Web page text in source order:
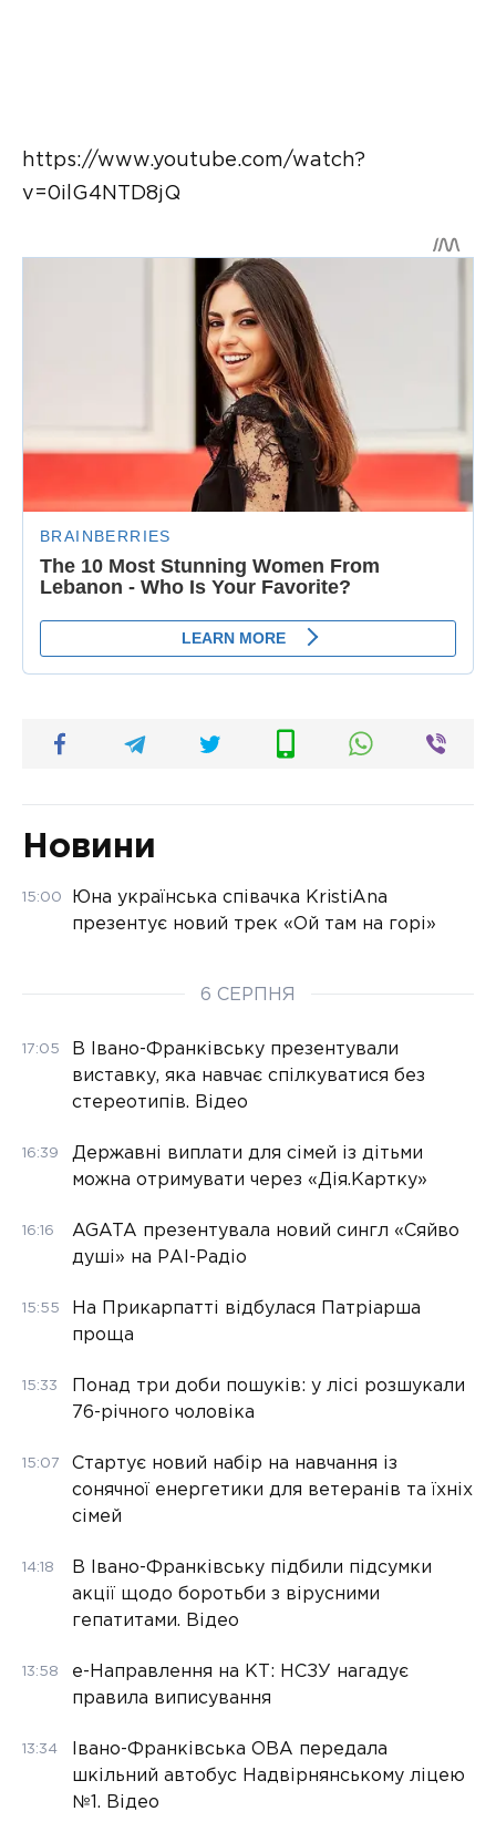
https://www.youtube.com/watch?
v=0ilG4NTD8jQ
Новини
15:00
Юна українська співачка KristiAna
презентує новий трек «Ой там на горі»
6 СЕРПНЯ
17:05
В Івано-Франківську презентували
виставку, яка навчає спілкуватися без
стереотипів. Відео
16:39
Державні виплати для сімей із дітьми
можна отримувати через «Дія.Картку»
16:16
AGATA презентувала новий сингл «Сяйво
душі» на РАІ-Радіо
15:55
На Прикарпатті відбулася Патріарша
проща
15:33
Понад три доби пошуків: у лісі розшукали
76-річного чоловіка
15:07
Стартує новий набір на навчання із
сонячної енергетики для ветеранів та їхніх
сімей
14:18
В Івано-Франківську підбили підсумки
акції щодо боротьби з вірусними
гепатитами. Відео
13:58
е-Направлення на КТ: НСЗУ нагадує
правила виписування
13:34
Івано-Франківська ОВА передала
шкільний автобус Надвірнянському ліцею
№1. Відео